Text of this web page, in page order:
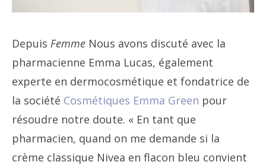
Depuis Femme Nous avons discuté avec la
pharmacienne Emma Lucas, également
experte en dermocosmétique et fondatrice de
la société Cosmétiques Emma Green pour
résoudre notre doute. « En tant que
pharmacien, quand on me demande si la
crème classique Nivea en flacon bleu convient